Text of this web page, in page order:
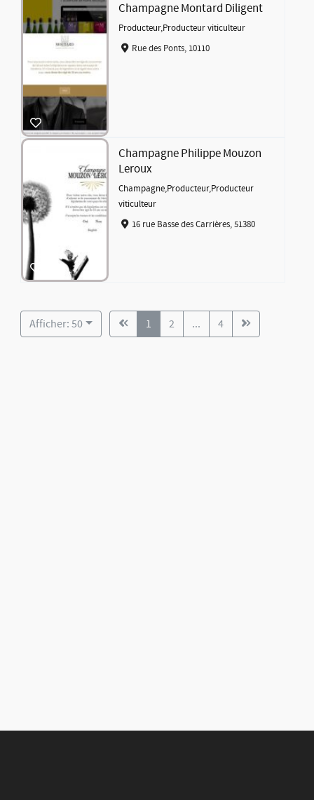
Champagne Montard Diligent
Producteur,Producteur viticulteur
Rue des Ponts, 10110
Champagne Philippe Mouzon
Leroux
Champagne,Producteur,Producteur
viticulteur
16 rue Basse des Carrières, 51380
Afficher: 50 1 2 ... 4